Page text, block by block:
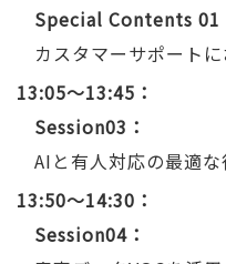
Special Contents 01
カスタマーサポート
13:05～13:45
Session03：
AIと有人対応の最適
13:50～14:30
Session04：